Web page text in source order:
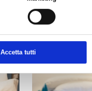
Accetta tutti